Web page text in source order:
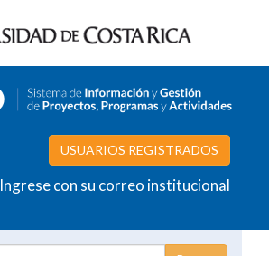
USUARIOS REGISTRADOS
Ingrese con su correo institucional